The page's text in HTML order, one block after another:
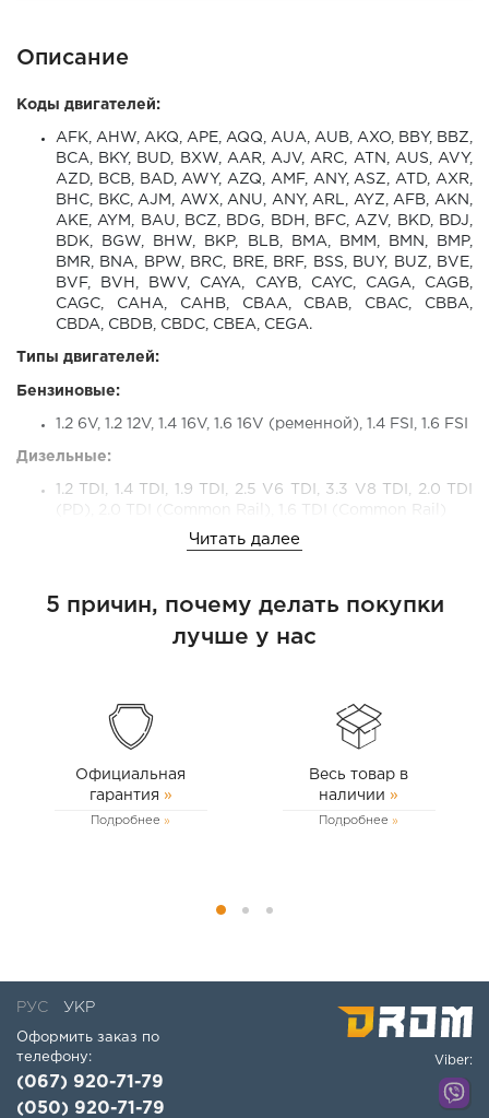
Описание
Коды двигателей:
AFK, AHW, AKQ, APE, AQQ, AUA, AUB, AXO, BBY, BBZ,
BCA, BKY, BUD, BXW, AAR, AJV, ARC, ATN, AUS, AVY,
AZD, BCB, BAD, AWY, AZQ, AMF, ANY, ASZ, ATD, AXR,
BHC, BKC, AJM, AWX, ANU, ANY, ARL, AYZ, AFB, AKN,
AKE, AYM, BAU, BCZ, BDG, BDH, BFC, AZV, BKD, BDJ,
BDK, BGW, BHW, BKP, BLB, BMA, BMM, BMN, BMP,
BMR, BNA, BPW, BRC, BRE, BRF, BSS, BUY, BUZ, BVE,
BVF, BVH, BWV, CAYA, CAYB, CAYC, CAGA, CAGB,
CAGC, CAHA, CAHB, CBAA, CBAB, CBAC, CBBA,
CBDA, CBDB, CBDC, CBEA, CEGA.
Типы двигателей:
Бензиновые:
1.2 6V, 1.2 12V, 1.4 16V, 1.6 16V (ременной), 1.4 FSI, 1.6 FSI
Дизельные:
1.2 TDI, 1.4 TDI, 1.9 TDI, 2.5 V6 TDI, 3.3 V8 TDI, 2.0 TDI
(PD), 2.0 TDI (Common Rail), 1.6 TDI (Common Rail)
Модели автомобилей:
Audi:A3
Читать далее
5 причин, почему делать покупки
лучше у нас
Официальная
гарантия »
Подробнее
Весь товар в
наличии »
Подробнее
РУС УКР
Оформить заказ по
телефону:
(067) 920-71-79
(050) 920-71-79
Viber: